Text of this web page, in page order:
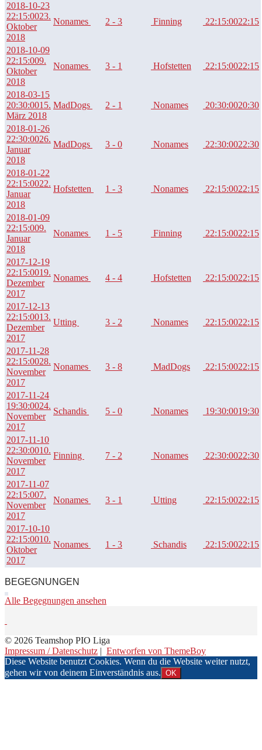
2018-10-23
22:15:0023.
Oktober
2018
Nonames 2 - 3 Finning 22:15:0022:15
2018-10-09
22:15:009.
Oktober
2018
Nonames 3 - 1 Hofstetten 22:15:0022:15
2018-03-15
20:30:0015.
März 2018
MadDogs 2 - 1 Nonames 20:30:0020:30
2018-01-26
22:30:0026.
Januar
2018
MadDogs 3 - 0 Nonames 22:30:0022:30
2018-01-22
22:15:0022.
Januar
2018
Hofstetten 1 - 3 Nonames 22:15:0022:15
2018-01-09
22:15:009.
Januar
2018
Nonames 1 - 5 Finning 22:15:0022:15
2017-12-19
22:15:0019.
Dezember
2017
Nonames 4 - 4 Hofstetten 22:15:0022:15
2017-12-13
22:15:0013.
Dezember
2017
Utting 3 - 2 Nonames 22:15:0022:15
2017-11-28
22:15:0028.
November
2017
Nonames 3 - 8 MadDogs 22:15:0022:15
2017-11-24
19:30:0024.
November
2017
Schandis 5 - 0 Nonames 19:30:0019:30
2017-11-10
22:30:0010.
November
2017
Finning 7 - 2 Nonames 22:30:0022:30
2017-11-07
22:15:007.
November
2017
Nonames 3 - 1 Utting 22:15:0022:15
2017-10-10
22:15:0010.
Oktober
2017
Nonames 1 - 3 Schandis 22:15:0022:15
BEGEGNUNGEN
Alle Begegnungen ansehen
© 2026 Teamshop PIO Liga
Impressum / Datenschutz | Entworfen von ThemeBoy
Diese Website benutzt Cookies. Wenn du die Website weiter nutzt,
gehen wir von deinem Einverständnis aus. OK